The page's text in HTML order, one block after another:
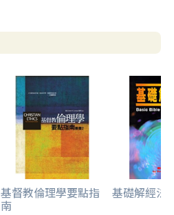
基督教倫理學要點指
南
基礎解經法